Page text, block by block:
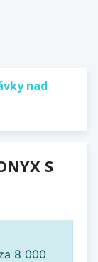
nad
S
8 000